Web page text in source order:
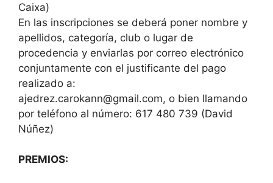
Caixa)
En las inscripciones se deberá poner nombre y
apellidos, categoría, club o lugar de
procedencia y enviarlas por correo electrónico
conjuntamente con el justificante del pago
realizado a:
ajedrez.carokann@gmail.com, o bien llamando
por teléfono al número: 617 480 739 (David
Núñez)
PREMIOS: